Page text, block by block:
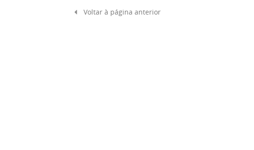
Voltar à página anterior